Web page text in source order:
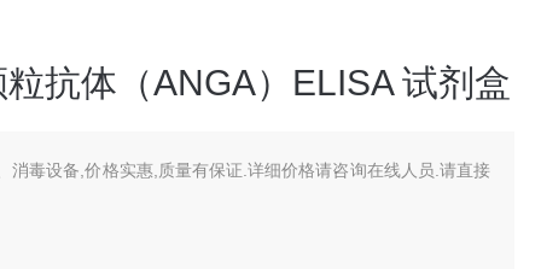
抗体（ANGA）ELISA 试剂盒
消毒设备,价格实惠,质量有保证.详细价格请咨询在线人员.请直接